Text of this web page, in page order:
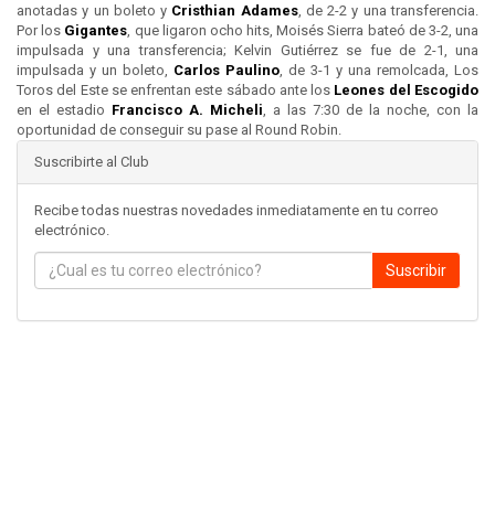
anotadas y un boleto y Cristhian Adames, de 2-2 y una transferencia.
Por los Gigantes , que ligaron ocho hits, Moisés Sierra bateó de 3-2, una
impulsada y una transferencia; Kelvin Gutiérrez se fue de 2-1, una
impulsada y un boleto, Carlos Paulino , de 3-1 y una remolcada, Los
Toros del Este se enfrentan este sábado ante los Leones del Escogido
en el estadio Francisco A. Micheli , a las 7:30 de la noche, con la
oportunidad de conseguir su pase al Round Robin.
Suscribirte al Club
Recibe todas nuestras novedades inmediatamente en tu correo
electrónico.
Suscribir